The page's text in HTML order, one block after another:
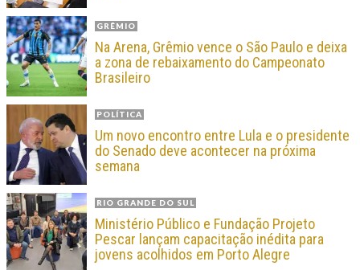
GRÊMIO
Na Arena, Grêmio vence o São Paulo e deixa
a zona de rebaixamento do Campeonato
Brasileiro
POLÍTICA
Um novo encontro entre Lula e o presidente
do Senado deve acontecer na próxima
semana
RIO GRANDE DO SUL
Ministério Público e Fundação Projeto
Pescar lançam capacitação inédita para
jovens acolhidos em Porto Alegre